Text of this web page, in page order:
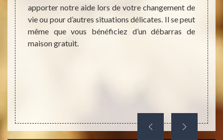
à
apporter notre aide lors de votre changement de
vie ou pour d’autres situations délicates. Il se peut
même que vous bénéficiez d’un débarras de
maison gratuit.
en
les